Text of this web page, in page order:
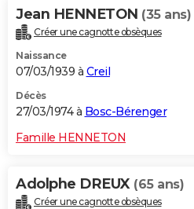
Jean HENNETON (35 ans)
Créer une cagnotte obsèques
Naissance
07/03/1939 à Creil
Décès
27/03/1974 à Bosc-Bérenger
Famille HENNETON
Adolphe DREUX (65 ans)
Créer une cagnotte obsèques